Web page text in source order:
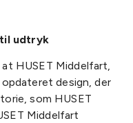
til udtryk
HUSET Middelfart,
design, der
som HUSET
Middelfart